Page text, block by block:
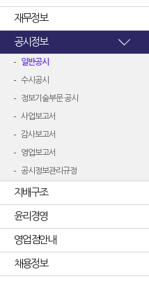
재무정보
공시정보
일반공시
수시공시
정보기술부문 공시
사업보고서
감사보고서
영업보고서
공시정보관리규정
지배구조
윤리경영
영업점안내
채용정보